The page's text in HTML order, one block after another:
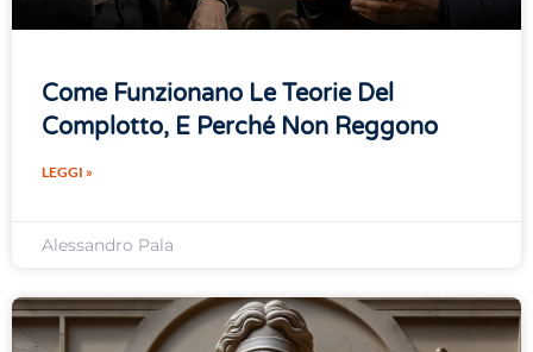
Come Funzionano Le Teorie Del
Complotto, E Perché Non Reggono
LEGGI »
Alessandro Pala